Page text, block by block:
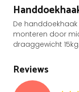
De
monteren door
draaggewicht
Reviews